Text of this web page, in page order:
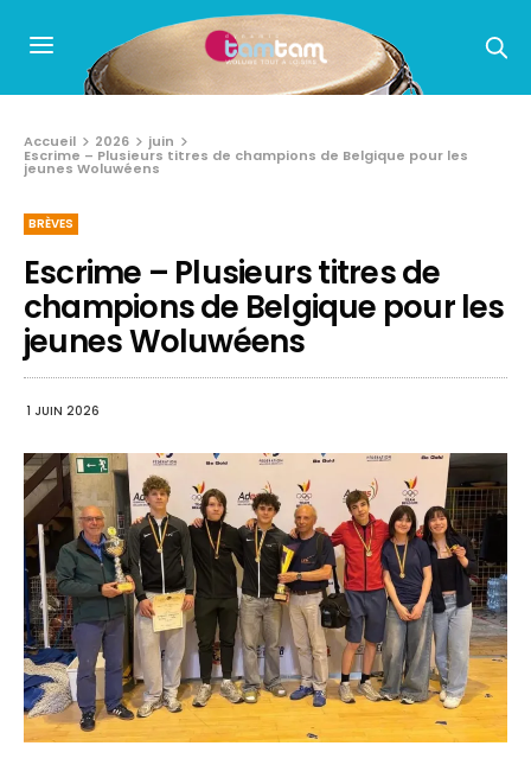
Accueil 2026 juin
Escrime – Plusieurs titres de champions de Belgique pour les
jeunes Woluwéens
BRÈVES
Escrime – Plusieurs titres de
champions de Belgique pour les
jeunes Woluwéens
1 JUIN 2026